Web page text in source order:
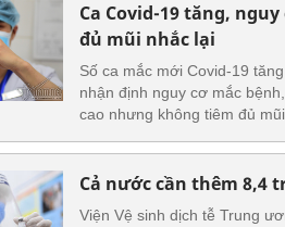
Ca Covid-19 tăng,
đủ mũi nhắc lại
Số ca mắc mới Covid-19
nhận định nguy cơ mắc
cao nhưng không tiêm đủ
Cả nước cần thêm 8,4
Viện Vệ sinh dịch tễ Trung